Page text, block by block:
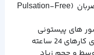
جریان یکنواخت و بدون ضربان (Pulsation-Free
های پیستونی
24 ساعته